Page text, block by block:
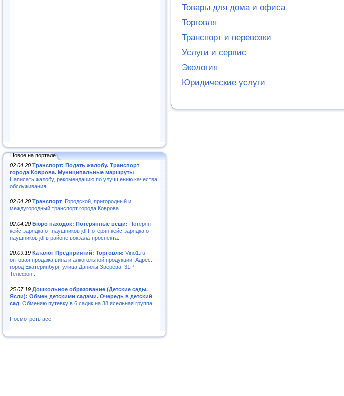
Новое на портале
02.04.20 Транспорт: Подать жалобу. Транспорт
города Коврова. Муниципальные маршруты
Написать жалобу, рекомендацию по улучшению качества
обслуживания ..
02.04.20 Транспорт .Городской, пригородный и
междугородный транспорт города Коврова..
02.04.20 Бюро находок: Потерянные вещи: Потерян
кейс-зарядка от наушников jdl.Потерян кейс-зарядка от
наушников jdl в районе вокзала-проспекта..
20.09.19 Каталог Предприятий: Торговля: Vino1.ru -
оптовая продажа вина и алкогольной продукции. Адрес:
город Екатеринбург, улица Данилы Зверева, 31Р
Телефон:..
25.07.19 Дошкольное образование (Детские сады.
Ясли): Обмен детскими садами. Очередь в детский
сад .Обменяю путевку в 6 садик на 38 ясельная группа...
Посмотреть все
Товары для дома и офиса
Торговля
Транспорт и перевозки
Услуги и сервис
Экология
Юридические услуги